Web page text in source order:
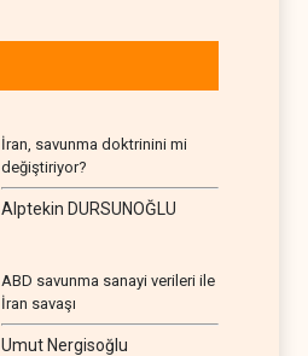
İran, savunma doktrinini mi
değiştiriyor?
Alptekin DURSUNOĞLU
ABD savunma sanayi verileri ile
İran savaşı
Umut Nergisoğlu